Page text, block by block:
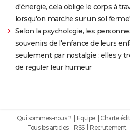
d'énergie, cela oblige le corps à
lorsqu'on marche sur un sol
Selon la psychologie, les
souvenirs de l'enfance de leurs
seulement par nostalgie : elles y
de réguler leur humeur
Qui sommes-nous ? Equipe Charte
Tous les articles
RSS Recrutement